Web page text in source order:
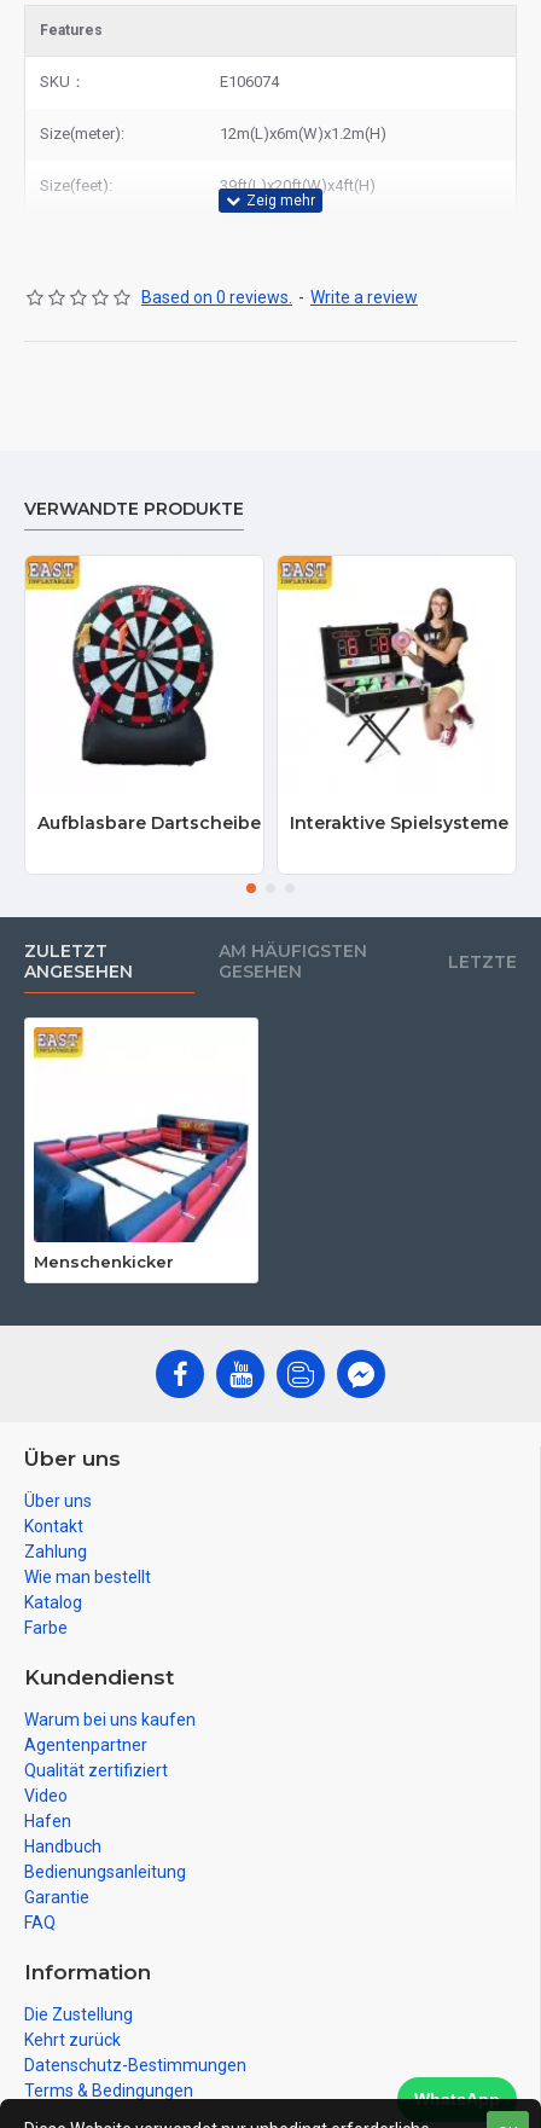
Features
SKU： E106074
Size(meter): 12m(L)x6m(W)x1.2m(H)
Size(feet): 39ft(L)x20ft(W)x4ft(H)
Based on 0 reviews. - Write a review
VERWANDTE PRODUKTE
Aufblasbare Dartscheibe Interaktive Spielsysteme
ZULETZT
ANGESEHEN
AM HÄUFIGSTEN
GESEHEN
LETZTE
Menschenkicker
Über uns
Über uns
Kontakt
Zahlung
Wie man bestellt
Katalog
Farbe
Kundendienst
Warum bei uns kaufen
Agentenpartner
Qualität zertifiziert
Video
Hafen
Handbuch
Bedienungsanleitung
Garantie
FAQ
Information
Die Zustellung
Kehrt zurück
Datenschutz-Bestimmungen
Terms & Bedingungen
WhatsApp